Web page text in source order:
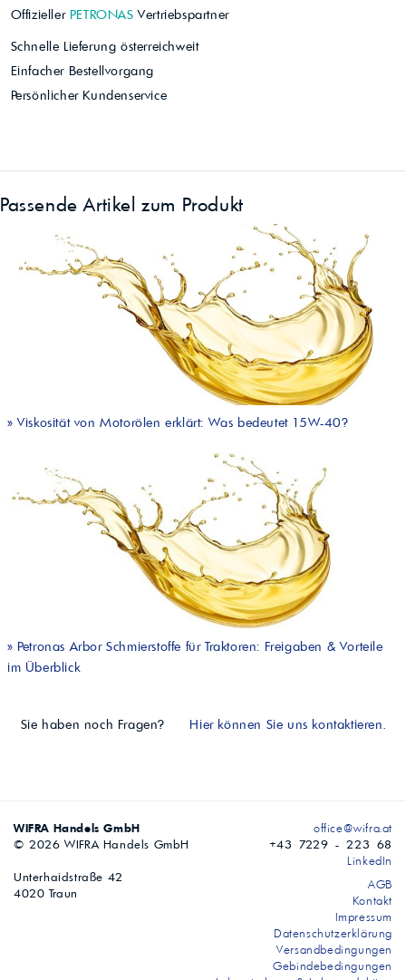
Offizieller PETRONAS Vertriebspartner
Schnelle Lieferung österreichweit
Einfacher Bestellvorgang
Persönlicher Kundenservice
Passende Artikel zum Produkt
» Viskosität von Motorölen erklärt: Was bedeutet 15W-40?
» Petronas Arbor Schmierstoffe für Traktoren: Freigaben & Vorteile
im Überblick
Sie haben noch Fragen? Hier können Sie uns kontaktieren.
WIFRA Handels GmbH
© 2026 WIFRA Handels GmbH
Unterhaidstraße 42
4020 Traun
office@wifra.at
+43 7229 - 223 68
LinkedIn
AGB
Kontakt
Impressum
Datenschutzerklärung
Versandbedingungen
Gebindebedingungen